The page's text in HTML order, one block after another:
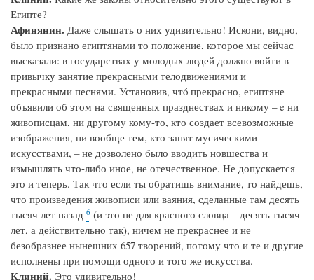
Египте?
Афинянин. Даже слышать о них удивительно! Искони, видно,
было признано египтянами то положение, которое мы сейчас
высказали: в государствах у молодых людей должно войти в
привычку занятие прекрасными телодвижениями и
прекрасными песнями. Установив, чтó прекрасно, египтяне
объявили об этом на священных празднествах и никому – e ни
живописцам, ни другому кому-то, кто создает всевозможные
изображения, ни вообще тем, кто занят мусическими
искусствами, – не дозволено было вводить новшества и
измышлять что-либо иное, не отечественное. Не допускается
это и теперь. Так что если ты обратишь внимание, то найдешь,
что произведения живописи или ваяния, сделанные там десять
тысяч лет назад 6 (и это не для красного словца – десять тысяч
лет, а действительно так), ничем не прекраснее и не
безобразнее нынешних 657 творений, потому что и те и другие
исполнены при помощи одного и того же искусства.
Клиний. Это удивительно!